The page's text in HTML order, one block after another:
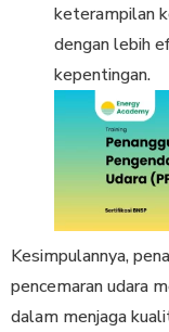
keterampilan
dengan lebih
kepentingan.
Kesimpulannya,
pencemaran udara
dalam menjaga